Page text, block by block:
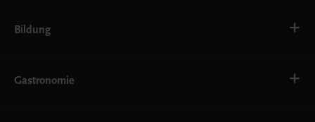
Bildung
Ernährung
Gastronomie